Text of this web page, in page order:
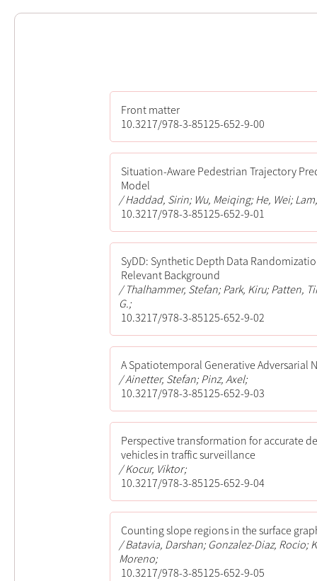
Front matter
10.3217/978-3-85125-652-9-00
Situation-Aware Pedestrian Trajectory
Model
Haddad, Sirin; Wu, Meiqing; He, Wei;
10.3217/978-3-85125-652-9-01
SyDD: Synthetic Depth Data
Relevant Background
Thalhammer, Stefan; Park, Kiru; Patten,
G.;
10.3217/978-3-85125-652-9-02
A Spatiotemporal Generative Adversarial
Ainetter, Stefan; Pinz, Axel;
10.3217/978-3-85125-652-9-03
Perspective transformation for accurate
vehicles in traffic surveillance
Kocur, Viktor;
10.3217/978-3-85125-652-9-04
Counting slope regions in the surface
Batavia, Darshan; Gonzalez-Diaz, Rocio;
Moreno;
10.3217/978-3-85125-652-9-05